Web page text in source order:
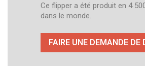
Ce flipper a été produit en 4
dans le monde.
FAIRE UNE DEMANDE DE